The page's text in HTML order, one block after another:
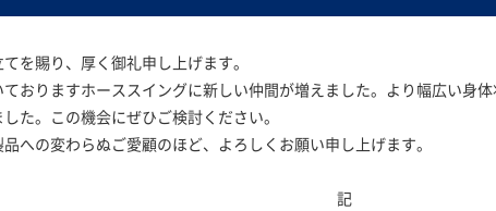
を賜り、厚く御礼申し上げます。
おりますホーススイングに新しい仲間が増えました。より幅広い身
た。この機会にぜひご検討ください。
への変わらぬご愛顧のほど、よろしくお願い申し上げます。
記